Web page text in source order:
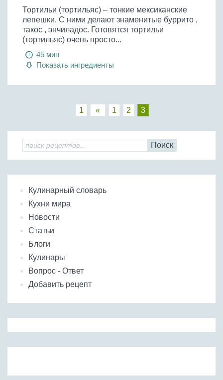
Тортильи (тортильяс) – тонкие мексиканские
лепешки. С ними делают знаменитые буррито ,
такос , энчиладос. Готовятся тортильи
(тортильяс) очень просто...
45 мин
Показать ингредиенты
1 « 1 2 3
Поиск
Кулинарный словарь
Кухни мира
Новости
Статьи
Блоги
Кулинары
Вопрос - Ответ
Добавить рецепт